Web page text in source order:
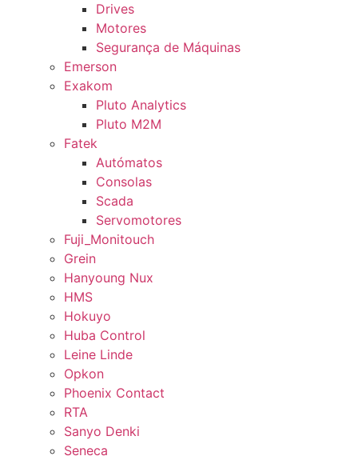
Drives
Motores
Segurança de Máquinas
Emerson
Exakom
Pluto Analytics
Pluto M2M
Fatek
Autómatos
Consolas
Scada
Servomotores
Fuji_Monitouch
Grein
Hanyoung Nux
HMS
Hokuyo
Huba Control
Leine Linde
Opkon
Phoenix Contact
RTA
Sanyo Denki
Seneca